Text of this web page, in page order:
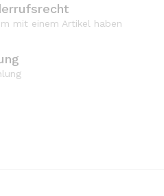
mit einem Artikel haben